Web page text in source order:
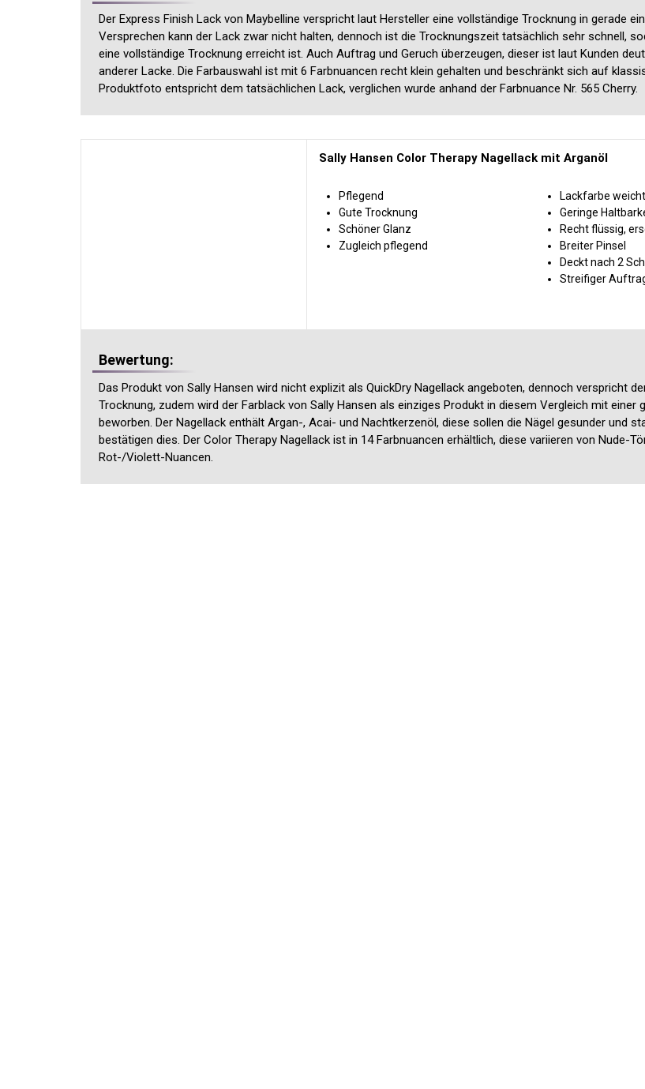
Der Express Finish Lack von Maybelline verspricht laut Hersteller eine vollständige Trocknung in gerade
Versprechen kann der Lack zwar nicht halten, dennoch ist die Trocknungszeit tatsächlich sehr schnell,
eine vollständige Trocknung erreicht ist. Auch Auftrag und Geruch überzeugen, dieser ist laut Kunden
anderer Lacke. Die Farbauswahl ist mit 6 Farbnuancen recht klein gehalten und beschränkt sich auf
Produktfoto entspricht dem tatsächlichen Lack, verglichen wurde anhand der Farbnuance Nr. 565 Cherry.
Sally Hansen Color Therapy Nagellack mit Arganöl
Pflegend
Gute Trocknung
Schöner Glanz
Zugleich pflegend
Lackfarbe
Geringe
Recht flüssig,
Breiter Pinsel
Deckt nach 2
Streifiger
Bewertung:
Das Produkt von Sally Hansen wird nicht explizit als QuickDry Nagellack angeboten, dennoch verspricht
Trocknung, zudem wird der Farblack von Sally Hansen als einziges Produkt in diesem Vergleich mit einer
beworben. Der Nagellack enthält Argan-, Acai- und Nachtkerzenöl, diese sollen die Nägel gesunder und
bestätigen dies. Der Color Therapy Nagellack ist in 14 Farbnuancen erhältlich, diese variieren von Nude-
Rot-/Violett-Nuancen.